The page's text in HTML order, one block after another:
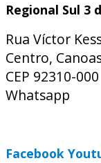
Regional Sul 3
Rua Víctor
Centro,
CEP 92310-000
Whatsapp
Facebook